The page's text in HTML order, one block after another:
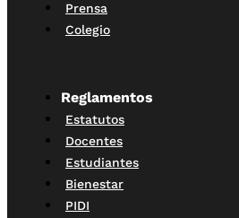
Prensa
Colegio
Reglamentos
Estatutos
Docentes
Estudiantes
Bienestar
PIDI